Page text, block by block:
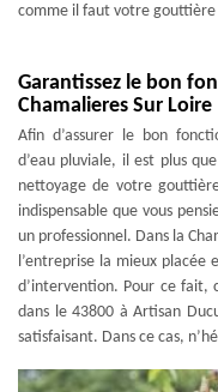
comme il faut votre gouttière
Garantissez le bon
Chamalieres Sur Loire
Afin d’assurer le bon
d’eau pluviale, il est plus
nettoyage de votre
indispensable que vous
un professionnel. Dans la
l’entreprise la mieux
d’intervention. Pour ce fait,
dans le 43800 à Artisan
satisfaisant. Dans ce cas,